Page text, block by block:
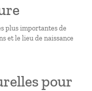
plus importantes de
et le lieu de naissance
pour